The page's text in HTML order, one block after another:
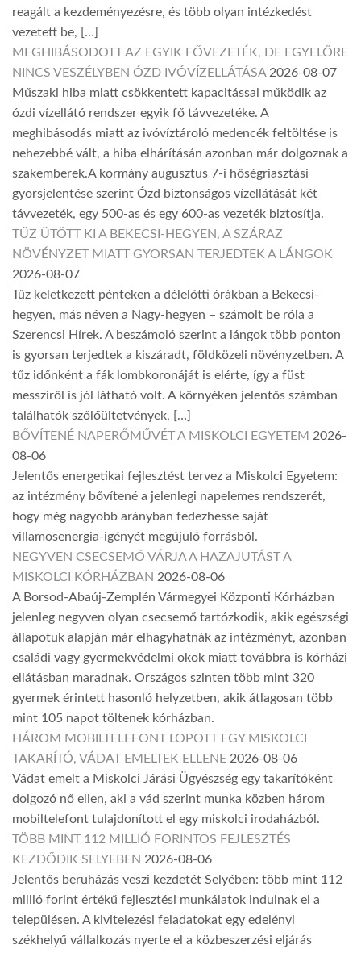
reagált a kezdeményezésre, és több olyan intézkedést
vezetett be, […]
MEGHIBÁSODOTT AZ EGYIK FŐVEZETÉK, DE EGYELŐRE
NINCS VESZÉLYBEN ÓZD IVÓVÍZELLÁTÁSA 2026-08-07
Műszaki hiba miatt csökkentett kapacitással működik az
ózdi vízellátó rendszer egyik fő távvezetéke. A
meghibásodás miatt az ivóvíztároló medencék feltöltése is
nehezebbé vált, a hiba elhárításán azonban már dolgoznak a
szakemberek.A kormány augusztus 7-i hőségriasztási
gyorsjelentése szerint Ózd biztonságos vízellátását két
távvezeték, egy 500-as és egy 600-as vezeték biztosítja.
TŰZ ÜTÖTT KI A BEKECSI-HEGYEN, A SZÁRAZ
NÖVÉNYZET MIATT GYORSAN TERJEDTEK A LÁNGOK
2026-08-07
Tűz keletkezett pénteken a délelőtti órákban a Bekecsi-
hegyen, más néven a Nagy-hegyen – számolt be róla a
Szerencsi Hírek. A beszámoló szerint a lángok több ponton
is gyorsan terjedtek a kiszáradt, földközeli növényzetben. A
tűz időnként a fák lombkoronáját is elérte, így a füst
messziről is jól látható volt. A környéken jelentős számban
találhatók szőlőültetvények, […]
BŐVÍTENÉ NAPERŐMŰVÉT A MISKOLCI EGYETEM 2026-
08-06
Jelentős energetikai fejlesztést tervez a Miskolci Egyetem:
az intézmény bővítené a jelenlegi napelemes rendszerét,
hogy még nagyobb arányban fedezhesse saját
villamosenergia-igényét megújuló forrásból.
NEGYVEN CSECSEMŐ VÁRJA A HAZAJUTÁST A
MISKOLCI KÓRHÁZBAN 2026-08-06
A Borsod-Abaúj-Zemplén Vármegyei Központi Kórházban
jelenleg negyven olyan csecsemő tartózkodik, akik egészségi
állapotuk alapján már elhagyhatnák az intézményt, azonban
családi vagy gyermekvédelmi okok miatt továbbra is kórházi
ellátásban maradnak. Országos szinten több mint 320
gyermek érintett hasonló helyzetben, akik átlagosan több
mint 105 napot töltenek kórházban.
HÁROM MOBILTELEFONT LOPOTT EGY MISKOLCI
TAKARÍTÓ, VÁDAT EMELTEK ELLENE 2026-08-06
Vádat emelt a Miskolci Járási Ügyészség egy takarítóként
dolgozó nő ellen, aki a vád szerint munka közben három
mobiltelefont tulajdonított el egy miskolci irodaházból.
TÖBB MINT 112 MILLIÓ FORINTOS FEJLESZTÉS
KEZDŐDIK SELYEBEN 2026-08-06
Jelentős beruházás veszi kezdetét Selyében: több mint 112
millió forint értékű fejlesztési munkálatok indulnak el a
településen. A kivitelezési feladatokat egy edelényi
székhelyű vállalkozás nyerte el a közbeszerzési eljárás